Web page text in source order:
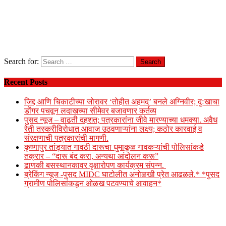
Search for:
Recent Posts
जिद्द आणि चिकाटीच्या जोरावर ‘तोहीत अहमद’ बनले अग्निवीर; दुःखाचा
डोंगर पचवून लदाखच्या सीमेवर बजावणार कर्तव्य
पुसद न्यूज – वाढती दहशत; पत्रकारांना जीवे मारण्याच्या धमक्या. अवैध
रेती तस्करीविरोधात आवाज उठवणाऱ्यांना लक्ष्य; कठोर कारवाई व
संरक्षणाची पत्रकारांची मागणी.
कृष्णापुर तांड्यात गावठी दारूचा धुमाकूळ गावकऱ्यांची पोलिसांकडे
तक्रार – “दारू बंद करा, अन्यथा आंदोलन करू”
ढाणकी बसस्थानकावर वृक्षारोपण कार्यक्रम संपन्न.
ब्रेकिंग न्यूज -पुसद MIDC घाटोलीत अनोळखी प्रेत आढळले.* *पुसद
ग्रामीण पोलिसांकडून ओळख पटवण्याचे आवाहन*